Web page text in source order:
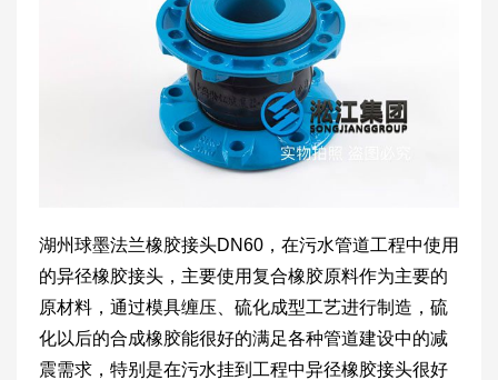
湖州球墨法兰橡胶接头DN60，在污水管道工程中使用
的异径橡胶接头，主要使用复合橡胶原料作为主要的
原材料，通过模具缠压、硫化成型工艺进行制造，硫
化以后的合成橡胶能很好的满足各种管道建设中的减
震需求，特别是在污水挂到工程中异径橡胶接头很好